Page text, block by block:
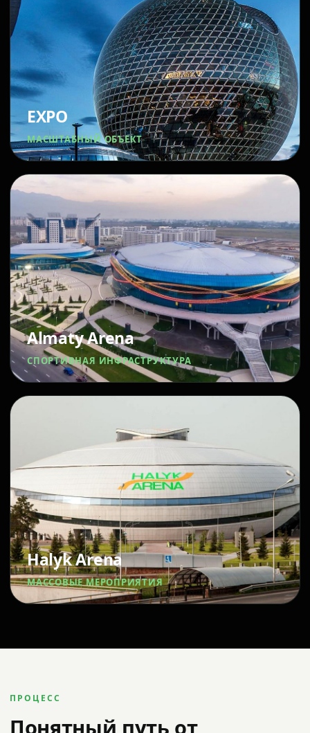
EXPO
МАСШТАБНЫЙ ОБЪЕКТ
Almaty Arena
СПОРТИВНАЯ ИНФРАСТРУКТУРА
Halyk Arena
МАССОВЫЕ МЕРОПРИЯТИЯ
ПРОЦЕСС
Понятный путь от